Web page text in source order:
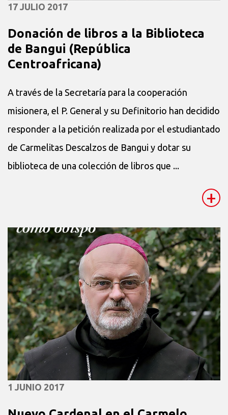
17 JULIO 2017
Donación de libros a la Biblioteca
de Bangui (República
Centroafricana)
A través de la Secretaría para la cooperación
misionera, el P. General y su Definitorio han decidido
responder a la petición realizada por el estudiantado
de Carmelitas Descalzos de Bangui y dotar su
biblioteca de una colección de libros que ...
+
1 JUNIO 2017